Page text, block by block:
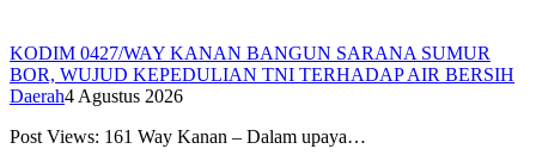
KODIM 0427/WAY KANAN BANGUN SARANA SUMUR
BOR, WUJUD KEPEDULIAN TNI TERHADAP AIR BERSIH
Daerah4 Agustus 2026
Post Views: 161 Way Kanan – Dalam upaya…